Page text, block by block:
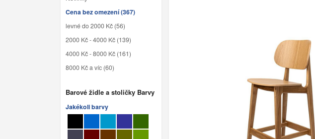
Cena bez omezení (367)
levné do 2000 Kč (56)
2000 Kč - 4000 Kč (139)
4000 Kč - 8000 Kč (161)
8000 Kč a víc (60)
Barové židle a stoličky Barvy
Jakékoli barvy